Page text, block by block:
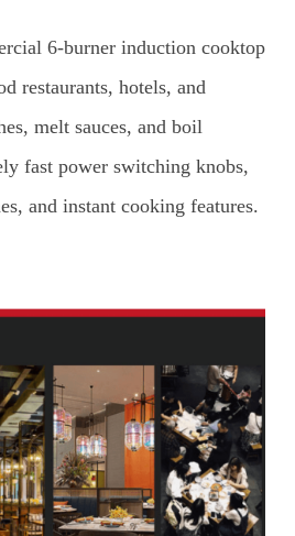
6-burner induction cooktop
restaurants, hotels, and
melt sauces, and boil
fast power switching knobs,
and instant cooking features.